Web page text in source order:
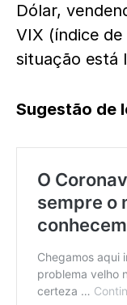
Dólar,
VIX (índice
situação está
Sugestão de